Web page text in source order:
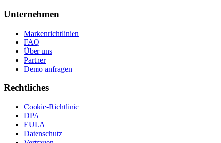
Unternehmen
Markenrichtlinien
FAQ
Über uns
Partner
Demo anfragen
Rechtliches
Cookie-Richtlinie
DPA
EULA
Datenschutz